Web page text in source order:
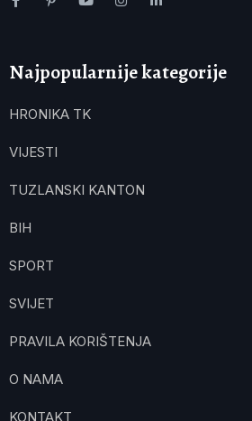
Najpopularnije kategorije
HRONIKA TK
VIJESTI
TUZLANSKI KANTON
BIH
SPORT
SVIJET
PRAVILA KORIŠTENJA
O NAMA
KONTAKT